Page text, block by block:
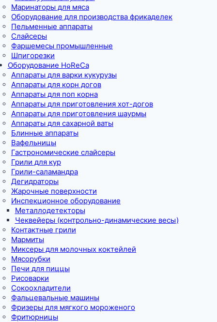
Маринаторы для мяса
Оборудование для производства фрикаделек
Пельменные аппараты
Слайсеры
Фаршемесы промышленные
Шпигорезки
Оборудование HoReCa
Аппараты для варки кукурузы
Аппараты для корн догов
Аппараты для поп корна
Аппараты для приготовления хот-догов
Аппараты для приготовления шаурмы
Аппараты для сахарной ваты
Блинные аппараты
Вафельницы
Гастрономические слайсеры
Грили для кур
Грили-саламандра
Дегидраторы
Жарочные поверхности
Инспекционное оборудование
Металлодетекторы
Чеквейеры (контрольно-динамические весы)
Контактные грили
Мармиты
Миксеры для молочных коктейлей
Мясорубки
Печи для пиццы
Рисоварки
Сокоохладители
Фальцевальные машины
Фризеры для мягкого мороженого
Фритюрницы